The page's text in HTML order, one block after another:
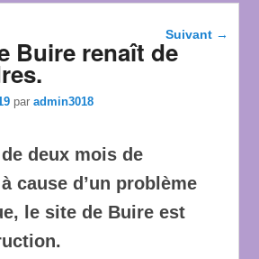
Navigation
dans les
Suivant →
Buire renaît de
paradmin3018
deux mois de
cause d’un problème
le site de Buire est